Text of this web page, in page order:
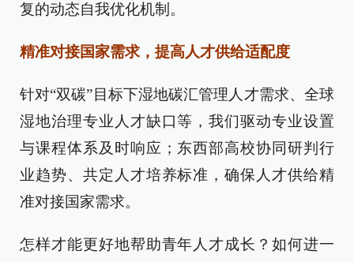
复的动态自我优化机制。
精准对接国家需求，提高人才供给适配度
针对“双碳”目标下湿地碳汇管理人才需求、全球
湿地治理专业人才缺口等，我们驱动专业设置
与课程体系及时响应；东西部高校协同研判行
业趋势、共定人才培养标准，确保人才供给精
准对接国家需求。
怎样才能更好地帮助青年人才成长？如何进一